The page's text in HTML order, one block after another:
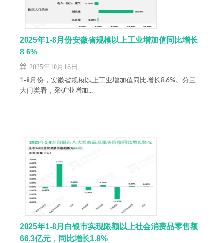
2025年1-8月份安徽省规模以上工业增加值同比增长
8.6%
2025年10月16日
1-8月份，安徽省规模以上工业增加值同比增长8.6%。分三
大门类看，采矿业增加...
2025年1-8月白银市实现限额以上社会消费品零售额
66.3亿元，同比增长1.8%